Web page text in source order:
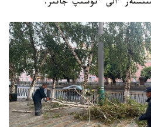
ءالى ءتۇسىپ جاتىر.